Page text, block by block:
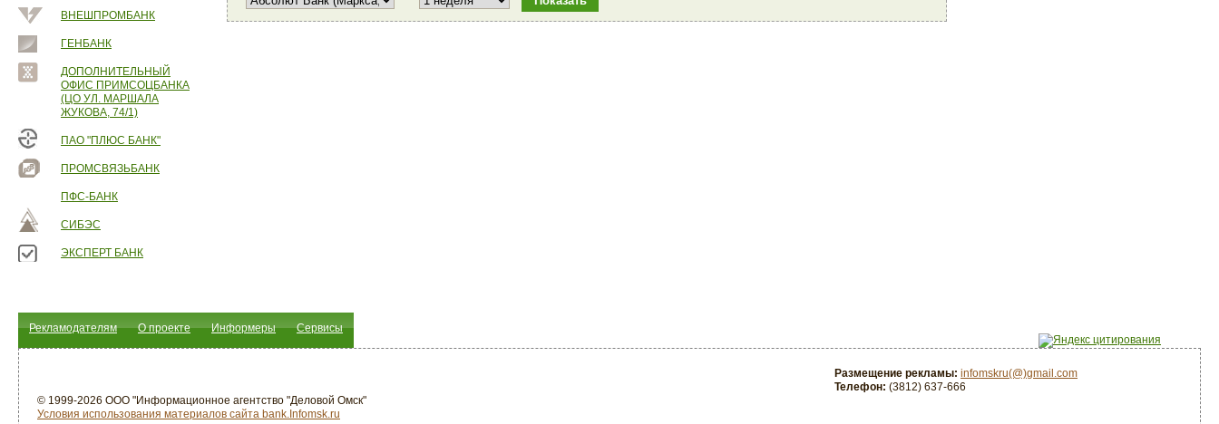
ВНЕШПРОМБАНК
ГЕНБАНК
ДОПОЛНИТЕЛЬНЫЙ
ОФИС ПРИМСОЦБАНКА
(ЦО УЛ. МАРШАЛА
ЖУКОВА, 74/1)
ПАО "ПЛЮС БАНК"
ПРОМСВЯЗЬБАНК
ПФС-БАНК
СИБЭС
ЭКСПЕРТ БАНК
Рекламодателям О проекте Информеры Сервисы
© 1999-2026 ООО "Информационное агентство "Деловой Омск"
Условия использования материалов сайта bank.Infomsk.ru
Размещение рекламы: infomskru(@)gmail.com
Телефон: (3812) 637-666